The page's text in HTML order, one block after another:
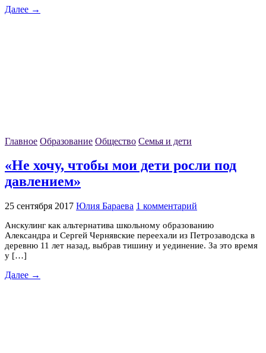
Далее →
Главное Образование Общество Семья и дети
«Не хочу, чтобы мои дети росли под
давлением»
25 сентября 2017 Юлия Бараева 1 комментарий
Анскулинг как альтернатива школьному образованию
Александра и Сергей Чернявские переехали из Петрозаводска в
деревню 11 лет назад, выбрав тишину и уединение. За это время
у […]
Далее →